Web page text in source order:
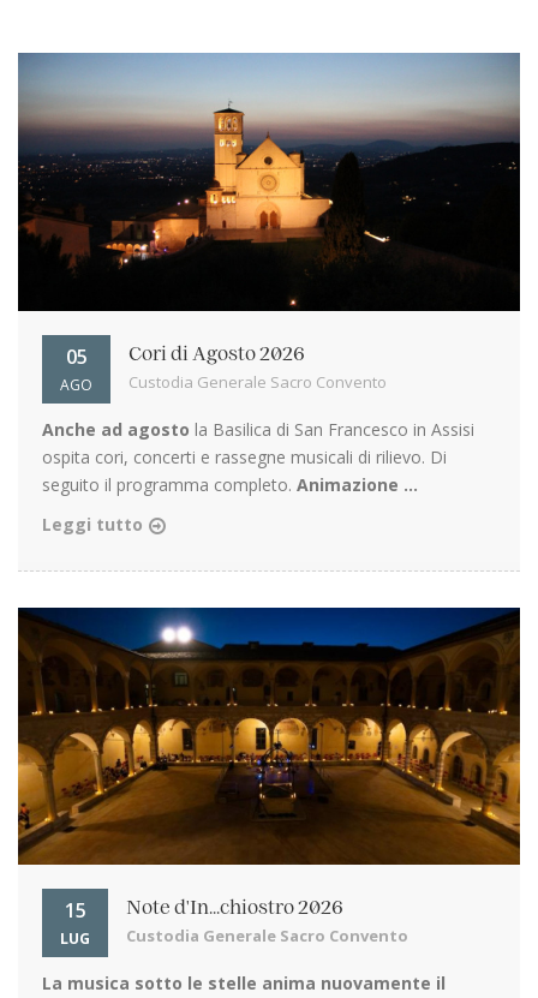
05
AGO
Cori di Agosto 2026
Custodia Generale Sacro Convento
Anche ad agosto la Basilica di San Francesco in Assisi
ospita cori, concerti e rassegne musicali di rilievo. Di
seguito il programma completo. Animazione ...
Leggi tutto
15
LUG
Note d'In...chiostro 2026
Custodia Generale Sacro Convento
La musica sotto le stelle anima nuovamente il